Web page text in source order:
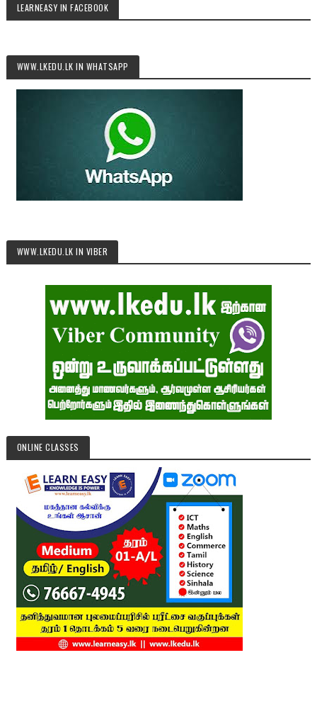
LEARNEASY IN FACEBOOK
WWW.LKEDU.LK IN WHATSAPP
WWW.LKEDU.LK IN VIBER
ONLINE CLASSES